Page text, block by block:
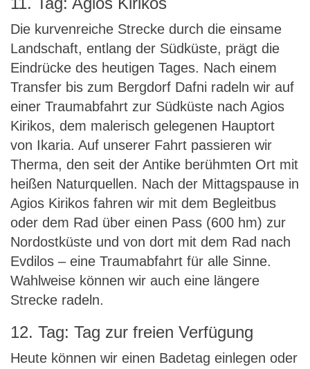
Die kurvenreiche Strecke durch die einsame
Landschaft, entlang der Südküste, prägt die
Eindrücke des heutigen Tages. Nach einem
Transfer bis zum Bergdorf Dafni radeln wir auf
einer Traumabfahrt zur Südküste nach Agios
Kirikos, dem malerisch gelegenen Hauptort
von Ikaria. Auf unserer Fahrt passieren wir
Therma, den seit der Antike berühmten Ort mit
heißen Naturquellen. Nach der Mittagspause in
Agios Kirikos fahren wir mit dem Begleitbus
oder dem Rad über einen Pass (600 hm) zur
Nordostküste und von dort mit dem Rad nach
Evdilos – eine Traumabfahrt für alle Sinne.
Wahlweise können wir auch eine längere
Strecke radeln.
12. Tag: Tag zur freien Verfügung
Heute können wir einen Badetag einlegen oder